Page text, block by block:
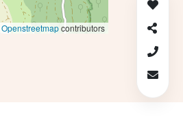
Openstreetmapcontributors